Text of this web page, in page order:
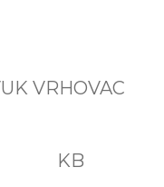
VRHOVAC
KB